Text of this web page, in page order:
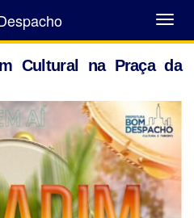
Abrir
Menu
Cultural na Praça da